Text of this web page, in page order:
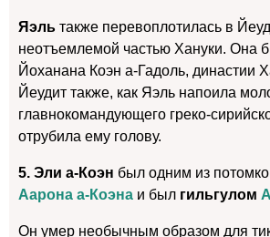
Яэль также перевоплотилась в
неотъемлемой частью Хануки. Она
Йоханана Коэн а-Гадоль, династии
Йеудит также, как Яэль напоила
главнокомандующего греко-
отрубила ему голову.
5. Эли а-Коэн был одним из
Аарона а-Коэна и был гильгулом
Он умер необычным образом для